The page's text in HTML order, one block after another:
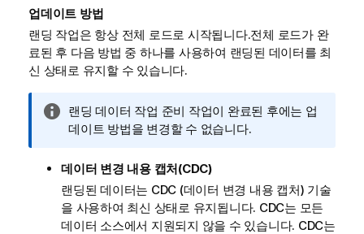
업데이트 방법
랜딩 작업은 항상 전체 로드로 시작됩니다.전체 로드가 완
료된 후 다음 방법 중 하나를 사용하여 랜딩된 데이터를 최
신 상태로 유지할 수 있습니다.
정
보
모
랜딩 데이터 작업 준비 작업이 완료된 후에는 업
데이트 방법을 변경할 수 없습니다.
데이터 변경 내용 캡처(CDC)
랜딩된 데이터는 CDC (데이터 변경 내용 캡처) 기술
을 사용하여 최신 상태로 유지됩니다. CDC는 모든
데이터 소스에서 지원되지 않을 수 있습니다. CDC는